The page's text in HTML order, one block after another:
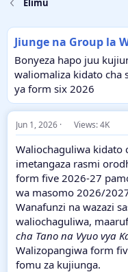
Elimu
Jiunge na Group la
Bonyeza hapo juu
waliomaliza kidato cha
ya form six 2026
Jun 1, 2026 Views: 4K
Waliochaguliwa kidato
imetangaza rasmi
form five 2026-27
wa masomo 2026/
Wanafunzi na wazazi
waliochaguliwa,
cha Tano na Vyuo vya
Walizopangiwa form
fomu za kujiunga.